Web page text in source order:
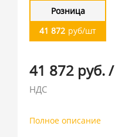
Розница
41 872 руб/шт
41 872 руб./
НДС
Полное описание